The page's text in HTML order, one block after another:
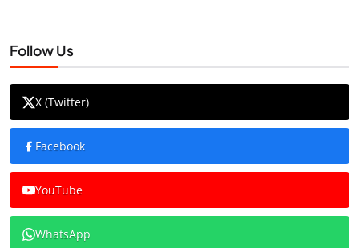
Follow Us
X (Twitter)
Facebook
YouTube
WhatsApp